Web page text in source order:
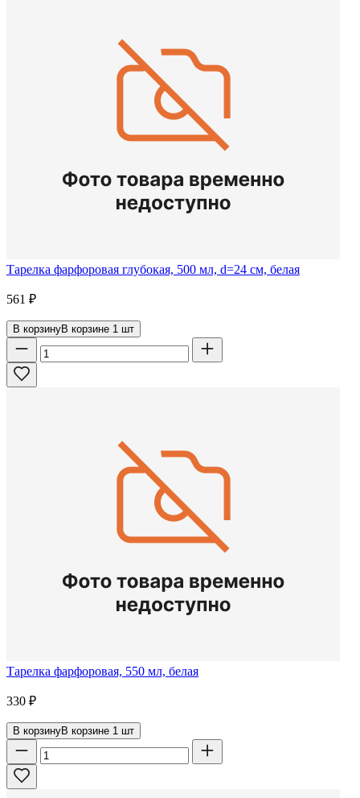
Тарелка фарфоровая глубокая, 500 мл, d=24 см, белая
561 ₽
В корзинуВ корзине 1 шт
Тарелка фарфоровая, 550 мл, белая
330 ₽
В корзинуВ корзине 1 шт